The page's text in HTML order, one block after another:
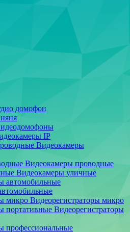
домофон
IP
Видеокамеры
Видеокамеры проводные
Видеокамеры уличные
Видеорегистраторы микро
Видеорегистраторы